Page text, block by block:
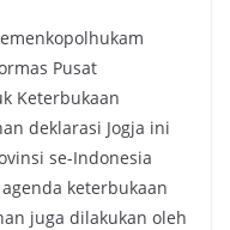
Pusat
Keterbukaan
deklarasi Jogja ini
se-Indonesia
keterbukaan
juga dilakukan oleh